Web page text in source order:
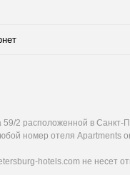
2 расположенной в Санкт-
номер отеля Apartments
hotels.com не несет